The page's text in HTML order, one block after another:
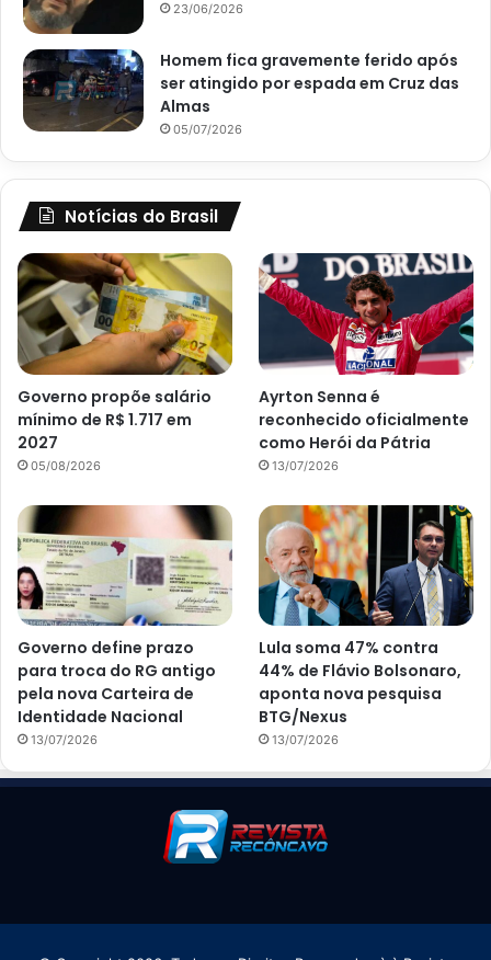
23/06/2026
Homem fica gravemente ferido após
ser atingido por espada em Cruz das
Almas
05/07/2026
Notícias do Brasil
Governo propõe salário
mínimo de R$ 1.717 em
2027
05/08/2026
Ayrton Senna é
reconhecido oficialmente
como Herói da Pátria
13/07/2026
Governo define prazo
para troca do RG antigo
pela nova Carteira de
Identidade Nacional
13/07/2026
Lula soma 47% contra
44% de Flávio Bolsonaro,
aponta nova pesquisa
BTG/Nexus
13/07/2026